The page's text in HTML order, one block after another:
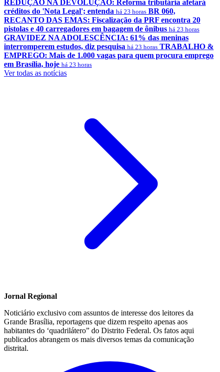
REDUÇÃO NA DEVOLUÇÃO: Reforma tributária afetará
créditos do 'Nota Legal'; entenda há 23 horas BR 060,
RECANTO DAS EMAS: Fiscalização da PRF encontra 20
pistolas e 40 carregadores em bagagem de ônibus há 23 horas
GRAVIDEZ NA ADOLESCÊNCIA: 61% das meninas
interromperem estudos, diz pesquisa há 23 horas TRABALHO &
EMPREGO: Mais de 1.000 vagas para quem procura emprego
em Brasília, hoje há 23 horas
Ver todas as notícias
Jornal Regional
Noticiário exclusivo com assuntos de interesse dos leitores da
Grande Brasília, reportagens que dizem respeito apenas aos
habitantes do ‘quadrilátero” do Distrito Federal. Os fatos aqui
publicados abrangem os mais diversos temas da comunicação
distrital.